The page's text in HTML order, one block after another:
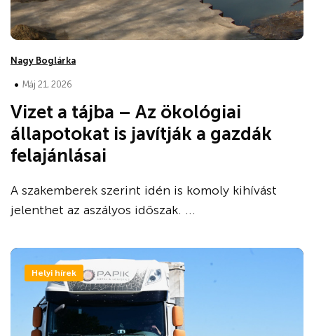
Nagy Boglárka
• Máj 21, 2026
Vizet a tájba – Az ökológiai
állapotokat is javítják a gazdák
felajánlásai
A szakemberek szerint idén is komoly kihívást
jelenthet az aszályos időszak. ...
Helyi hírek